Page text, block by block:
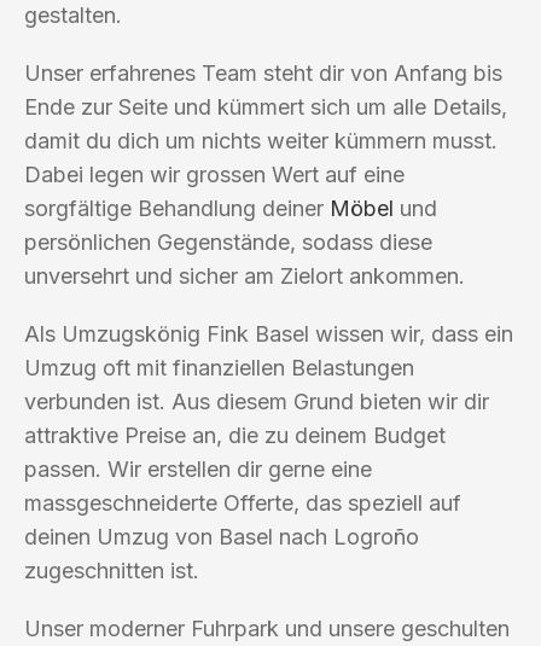
gestalten.
Unser erfahrenes Team steht dir von Anfang bis
Ende zur Seite und kümmert sich um alle Details,
damit du dich um nichts weiter kümmern musst.
Dabei legen wir grossen Wert auf eine
sorgfältige Behandlung deiner Möbel und
persönlichen Gegenstände, sodass diese
unversehrt und sicher am Zielort ankommen.
Als Umzugskönig Fink Basel wissen wir, dass ein
Umzug oft mit finanziellen Belastungen
verbunden ist. Aus diesem Grund bieten wir dir
attraktive Preise an, die zu deinem Budget
passen. Wir erstellen dir gerne eine
massgeschneiderte Offerte, das speziell auf
deinen Umzug von Basel nach Logroño
zugeschnitten ist.
Unser moderner Fuhrpark und unsere geschulten